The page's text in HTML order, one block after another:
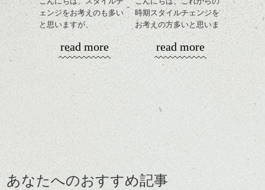
ダークトーンの色味でク
ラーで全体にツヤと透明
く。
スタイリング方法は全体
をドライした後、
ェンジをお考えのも多い
と思いますが、
丸みショートでタイトに
演出したスタイルもこれ
からの季節とてもおすす
めですね。
前髪を軽めに調整し、フ
るのが良い感じです。
read more
時期スタイルチェンジを
お考えの方多いと思いま
す。
コンパクトなフォルムが
をだしやすくスタイリン
軽めの前髪で透け感を演
出できるので、
read more
あなたへのおすすめ記事